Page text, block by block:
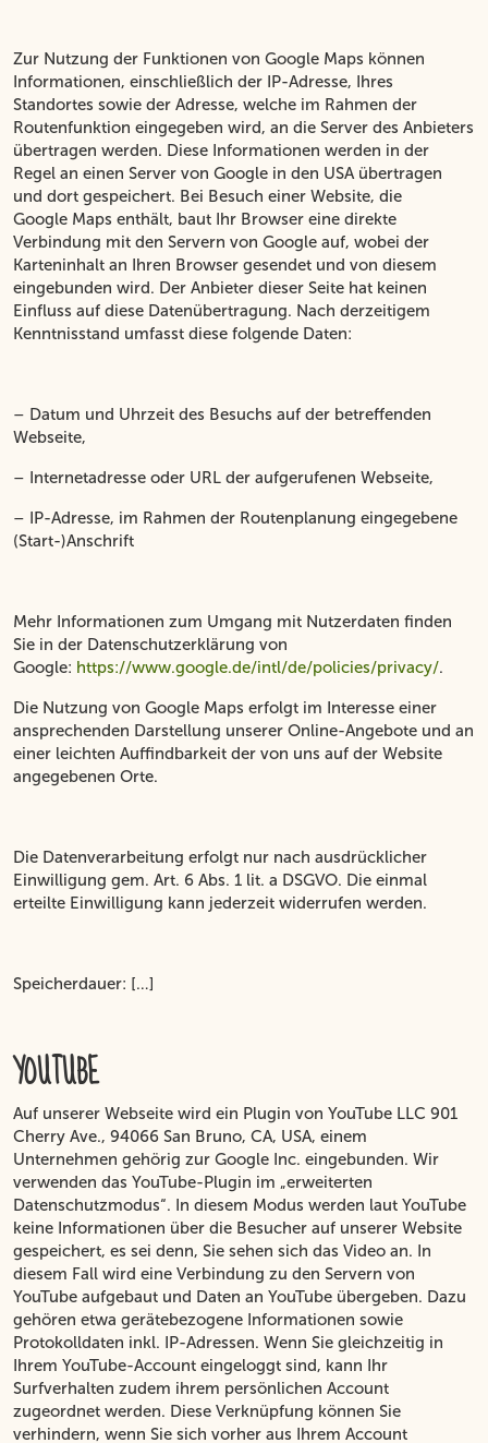
Zur Nutzung der Funktionen von Google Maps können
Informationen, einschließlich der IP-Adresse, Ihres
Standortes sowie der Adresse, welche im Rahmen der
Routenfunktion eingegeben wird, an die Server des Anbieters
übertragen werden. Diese Informationen werden in der
Regel an einen Server von Google in den USA übertragen
und dort gespeichert. Bei Besuch einer Website, die
Google Maps enthält, baut Ihr Browser eine direkte
Verbindung mit den Servern von Google auf, wobei der
Karteninhalt an Ihren Browser gesendet und von diesem
eingebunden wird. Der Anbieter dieser Seite hat keinen
Einfluss auf diese Datenübertragung. Nach derzeitigem
Kenntnisstand umfasst diese folgende Daten:
– Datum und Uhrzeit des Besuchs auf der betreffenden
Webseite,
– Internetadresse oder URL der aufgerufenen Webseite,
– IP-Adresse, im Rahmen der Routenplanung eingegebene
(Start-)Anschrift
Mehr Informationen zum Umgang mit Nutzerdaten finden
Sie in der Datenschutzerklärung von
Google: https://www.google.de/intl/de/policies/privacy/.
Die Nutzung von Google Maps erfolgt im Interesse einer
ansprechenden Darstellung unserer Online-Angebote und an
einer leichten Auffindbarkeit der von uns auf der Website
angegebenen Orte.
Die Datenverarbeitung erfolgt nur nach ausdrücklicher
Einwilligung gem. Art. 6 Abs. 1 lit. a DSGVO. Die einmal
erteilte Einwilligung kann jederzeit widerrufen werden.
Speicherdauer: […]
YOUTUBE
Auf unserer Webseite wird ein Plugin von YouTube LLC 901
Cherry Ave., 94066 San Bruno, CA, USA, einem
Unternehmen gehörig zur Google Inc. eingebunden. Wir
verwenden das YouTube-Plugin im „erweiterten
Datenschutzmodus“. In diesem Modus werden laut YouTube
keine Informationen über die Besucher auf unserer Website
gespeichert, es sei denn, Sie sehen sich das Video an. In
diesem Fall wird eine Verbindung zu den Servern von
YouTube aufgebaut und Daten an YouTube übergeben. Dazu
gehören etwa gerätebezogene Informationen sowie
Protokolldaten inkl. IP-Adressen. Wenn Sie gleichzeitig in
Ihrem YouTube-Account eingeloggt sind, kann Ihr
Surfverhalten zudem ihrem persönlichen Account
zugeordnet werden. Diese Verknüpfung können Sie
verhindern, wenn Sie sich vorher aus Ihrem Account